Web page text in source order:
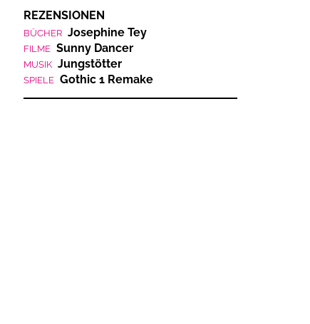
REZENSIONEN
BÜCHER Josephine Tey
FILME Sunny Dancer
MUSIK Jungstötter
SPIELE Gothic 1 Remake